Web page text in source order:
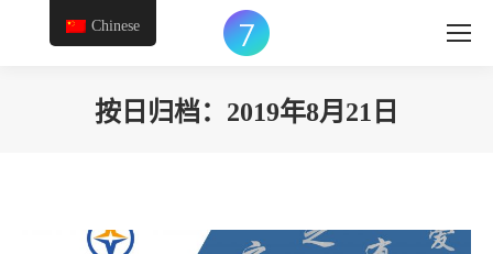
按日归档： 2019年8月21日
Chinese